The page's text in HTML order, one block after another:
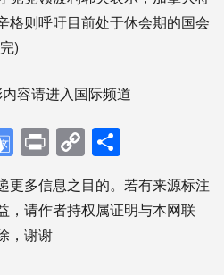
格则呼吁目前处于休会期的国会
)
容请进入国际频道
Google
Translate
PrintCopy
Link享
更多信息之目的。若有来源标注
，请作者持权属证明与本网联
，谢谢